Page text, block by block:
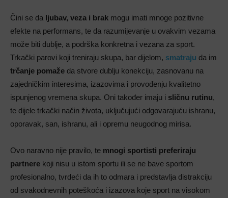
Čini se da ljubav, veza i brak mogu imati mnoge pozitivne
efekte na performans, te da razumijevanje u ovakvim vezama
može biti dublje, a podrška konkretna i vezana za sport.
Trkački parovi koji treniraju skupa, bar dijelom, smatraju da im
trčanje pomaže da stvore dublju konekciju, zasnovanu na
zajedničkim interesima, izazovima i provođenju kvalitetno
ispunjenog vremena skupa. Oni također imaju i sličnu rutinu,
te dijele trkački način života, uključujući odgovarajuću ishranu,
oporavak, san, ishranu, ali i opremu neugodnog mirisa.
Ovo naravno nije pravilo, te mnogi sportisti preferiraju
partnere koji nisu u istom sportu ili se ne bave sportom
profesionalno, tvrdeći da ih to odmara i predstavlja distrakciju
od svakodnevnih poteškoća i izazova koje sport na visokom